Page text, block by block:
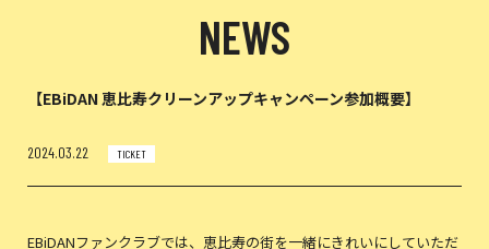
NEWS
【EBiDAN 恵比寿クリーンアップキャンペーン参加概要】
2024.03.22 TICKET
EBiDANファンクラブでは、恵比寿の街を一緒にきれいにしていただ